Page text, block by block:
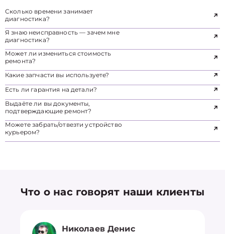
Сколько времени занимает
диагностика?
Я знаю неисправность — зачем мне
диагностика?
Может ли измениться стоимость
ремонта?
Какие запчасти вы используете?
Есть ли гарантия на детали?
Выдаёте ли вы документы,
подтверждающие ремонт?
Можете забрать/отвезти устройство
курьером?
Что о нас говорят наши клиенты
Николаев Денис